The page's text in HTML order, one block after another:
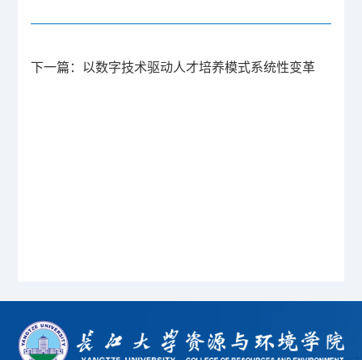
下一篇： 以数字技术驱动人才培养模式系统性变革